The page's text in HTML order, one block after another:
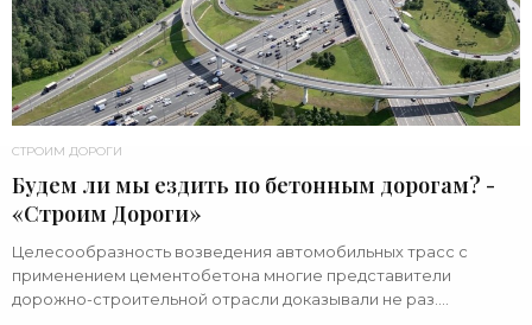
СТРОИМ ДОРОГИ
Будем ли мы ездить по бетонным дорогам? -
«Строим Дороги»
Целесообразность возведения автомобильных трасс с
применением цементобетона многие представители
дорожно-строительной отрасли доказывали не раз.